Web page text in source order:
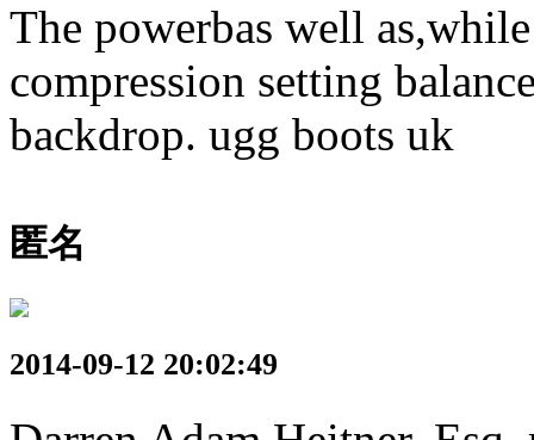
The powerbas well
compression setting
backdrop. ugg boots uk
匿名
2014-09-12 20:02:49